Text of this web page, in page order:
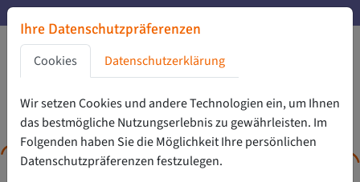
Zu den Hauptinhalten springenNoch 32 Tage bis zur Abstimmung
Noch 32 Tage bis zur Abstimmung
Zu den Cookie-Einstellungen springen
Zur Privatssphäreerklärung springen
Zu den Zustimmungsaktionen springen
Ihre Datenschutzpräferenzen
Cookies
Datenschutzerklärung
Wir setzen Cookies und andere Technologien ein, um Ihnen
das bestmögliche Nutzungs­erlebnis zu gewährleisten. Im
Folgenden haben Sie die Möglichkeit Ihre persönlichen
Daten­schutz­präferenzen festzulegen.